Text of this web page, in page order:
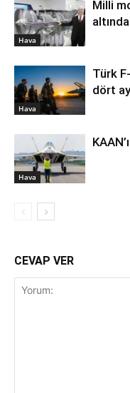
Hava
Milli
Hava
Türk
dört
Hava
CEVAP VER